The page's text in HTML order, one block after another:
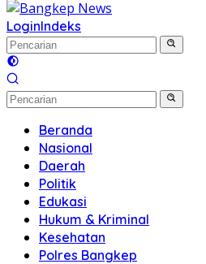
LoginIndeks
Beranda
Nasional
Daerah
Politik
Edukasi
Hukum & Kriminal
Kesehatan
Polres Bangkep